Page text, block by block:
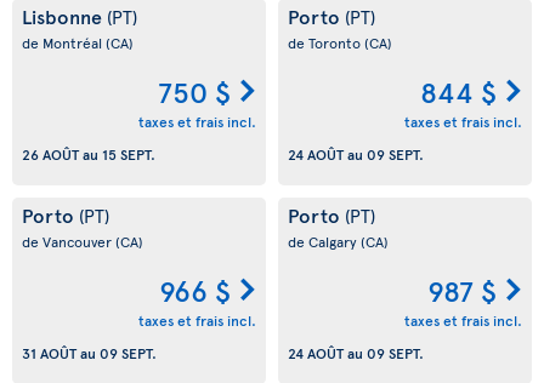
Lisbonne (PT)
de Montréal (CA)
750 $
taxes et frais incl.
26 AOÛTau 15 SEPT.
Porto (PT)
de Toronto(CA)
844 $
taxes et frais incl.
24 AOÛTau 09 SEPT.
Porto (PT)
de Vancouver(CA)
966 $
taxes et frais incl.
31 AOÛTau 09 SEPT.
Porto (PT)
de Calgary(CA)
987 $
taxes et frais incl.
24 AOÛTau 09 SEPT.